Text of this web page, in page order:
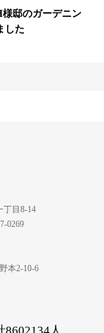
邸のガーデニン
した
丁目8-14
0269
本2-10-6